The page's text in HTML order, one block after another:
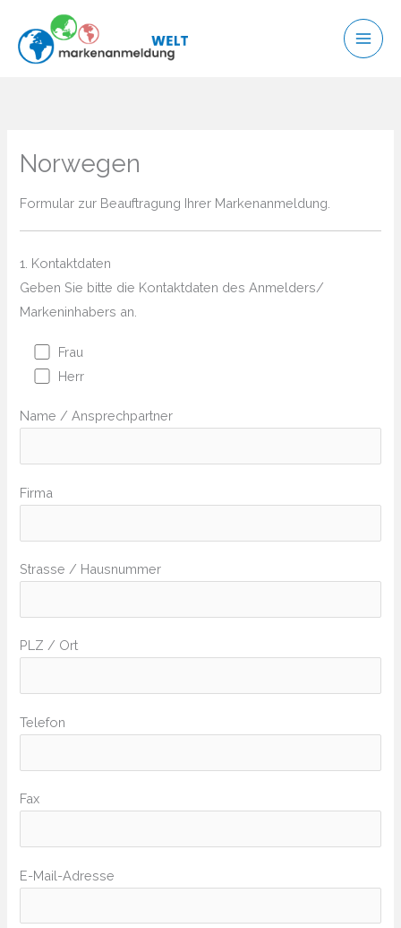
Inhalt
springen
Norwegen
Formular zur Beauftragung Ihrer Markenanmeldung.
1. Kontaktdaten
Geben Sie bitte die Kontaktdaten des Anmelders/
Markeninhabers an.
Frau
Herr
Name / Ansprechpartner
Firma
Strasse / Hausnummer
PLZ / Ort
Telefon
Fax
E-Mail-Adresse